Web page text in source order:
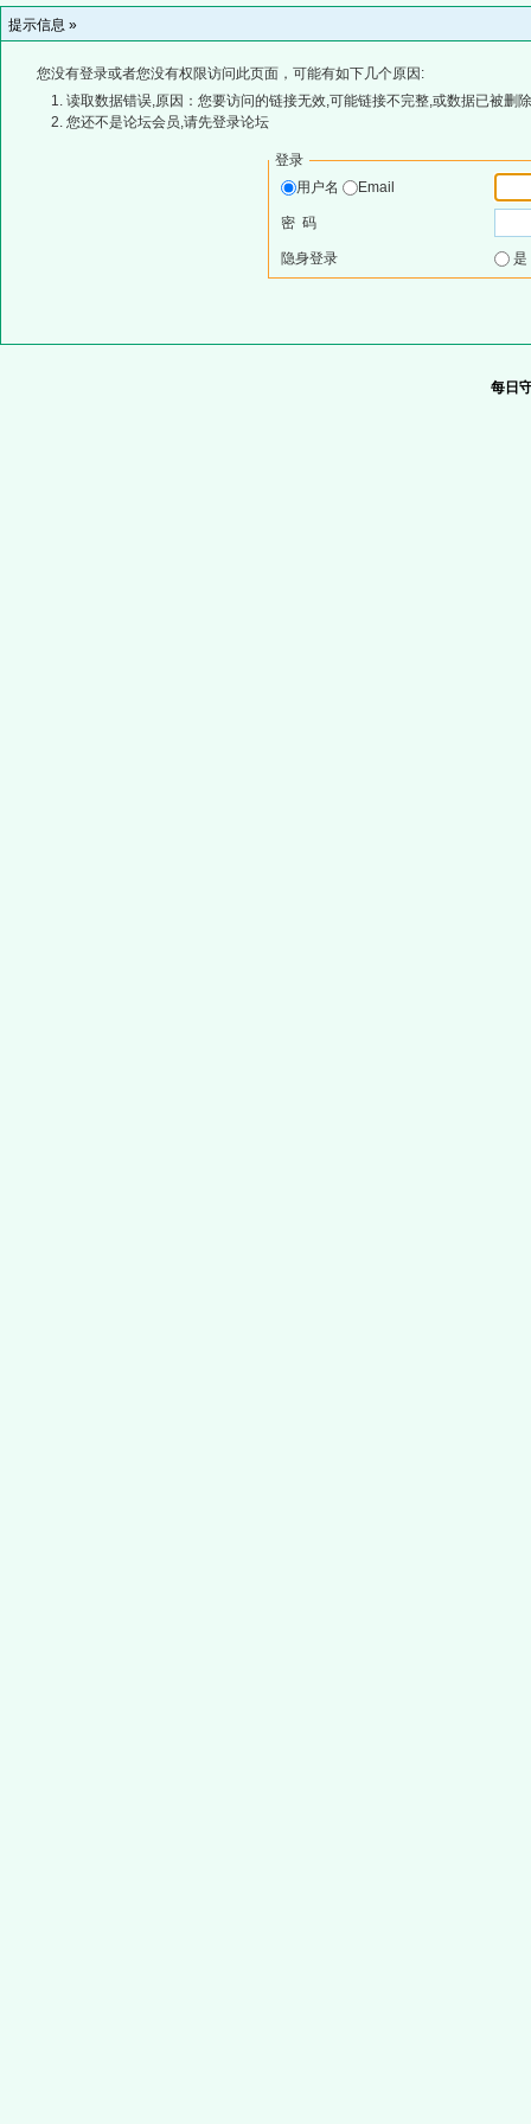
提示信息 »
您没有登录或者您没有权限访问此页面，可能有如下几个原因:
读取数据错误,原因：您要访问的链接无效,可能链接不完整,或数据已被删
您还不是论坛会员,请先登录论坛
登录
用户名
Email
密 码
隐身登录
每日